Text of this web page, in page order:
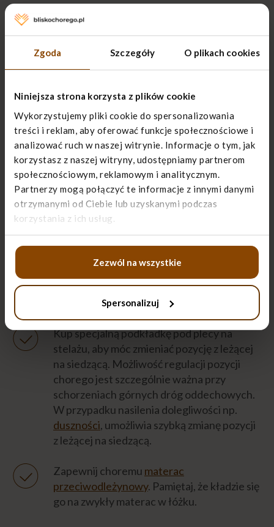
Zgoda Szczegóły O plikach cookies
Niniejsza strona korzysta z plików cookie
Wykorzystujemy pliki cookie do spersonalizowania
treści i reklam, aby oferować funkcje społecznościowe i
analizować ruch w naszej witrynie. Informacje o tym, jak
korzystasz z naszej witryny, udostępniamy partnerom
społecznościowym, reklamowym i analitycznym.
Partnerzy mogą połączyć te informacje z innymi danymi
otrzymanymi od Ciebie lub uzyskanymi podczas
korzystania z ich usług.
Zezwól na wszystkie
Spersonalizuj
Zwykłe łóżko chorego w domu
Dostosuj wysokość łóżka. Chory w pozycji
siedzącej powinien dotykać stopami
Dostosuj wysokość łóżka do wzrostu
opiekuna. Dłuższe nachylanie się nad zbyt
niskim łóżkiem może spowodować
dolegliwości bólowe kręgosłupa u
opiekuna.
Zadbaj o dostęp do chorego z obu stron
łóżka.
Zamontuj barierki ochronne (przykręcane,
dostawiane lub kładzione na łóżku) –
znajdziesz je w sklepach ze sprzętem
medycznym i rehabilitacyjnym.
Kup specjalną podkładkę pod plecy na
stelażu, aby móc zmieniać pozycję z leżącej
na siedzącą. Możliwość regulacji pozycji
chorego jest szczególnie ważna przy
schorzeniach górnych dróg oddechowych.
W przypadku nasilenia dolegliwości np.
duszności, umożliwia szybką zmianę pozycji
z leżącej na siedzącą.
Zapewnij choremu materac
przeciwodleżynowy. Pamiętaj, że kładzie się
go na zwykły materac w łóżku.